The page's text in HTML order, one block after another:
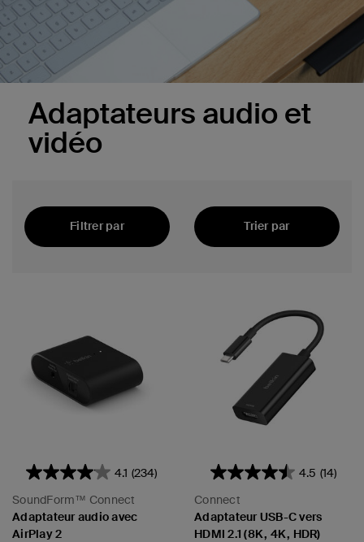
Adaptateurs audio et
vidéo
Filtrer par
Trier par
4.1 (234)
SoundForm™ Connect
Adaptateur audio avec
AirPlay 2
4.5 (14)
Connect
Adaptateur USB-C vers
HDMI 2.1 (8K, 4K, HDR)